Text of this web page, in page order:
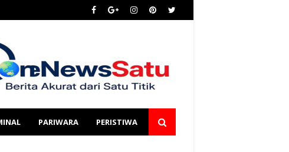
PARIWARA PERISTIWA